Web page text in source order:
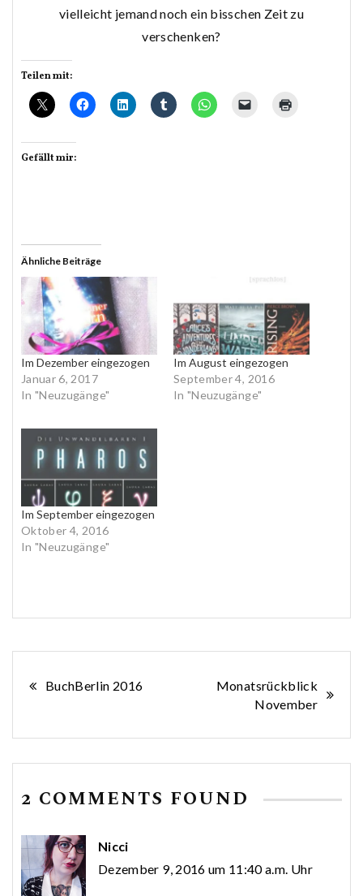
vielleicht jemand noch ein bisschen Zeit zu
verschenken?
Teilen mit:
Gefällt mir:
Ähnliche Beiträge
Im Dezember eingezogen
Januar 6, 2017
In "Neuzugänge"
Im August eingezogen
September 4, 2016
In "Neuzugänge"
Im September eingezogen
Oktober 4, 2016
In "Neuzugänge"
Beitragsnavigation
BuchBerlin 2016
Monatsrückblick
November
2 COMMENTS FOUND
Nicci
Dezember 9, 2016 um 11:40 a.m. Uhr